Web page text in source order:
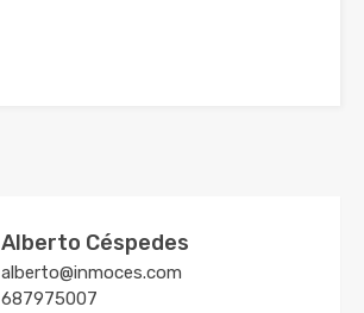
Alberto Céspedes
alberto@inmoces.com
687975007